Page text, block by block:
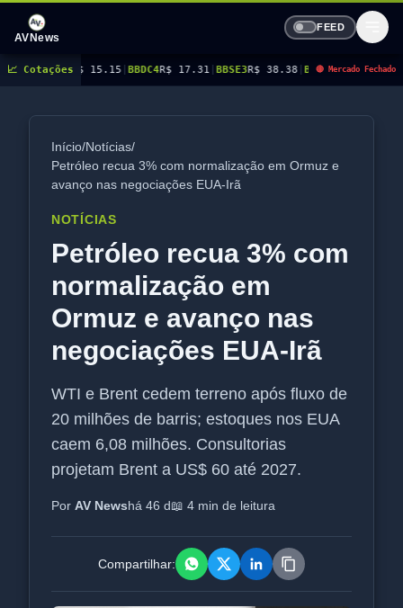
AVNews
FEED
📈 Cotações
15.15|BBDC4R$ 17.31 |BBSE3R$ 38.38 |BEES3R$ 8.78| BEES4R$ 9.16|
🔴 Mercado Fechado
Início/Notícias/
Petróleo recua 3% com normalização em Ormuz e
avanço nas negociações EUA-Irã
NOTÍCIAS
Petróleo recua 3% com
normalização em
Ormuz e avanço nas
negociações EUA-Irã
WTI e Brent cedem terreno após fluxo de
20 milhões de barris; estoques nos EUA
caem 6,08 milhões. Consultorias
projetam Brent a US$ 60 até 2027.
Por AV Newshá 46 d📖 4 min de leitura
Compartilhar: